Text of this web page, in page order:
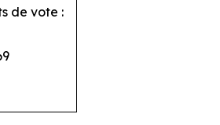
de vote :